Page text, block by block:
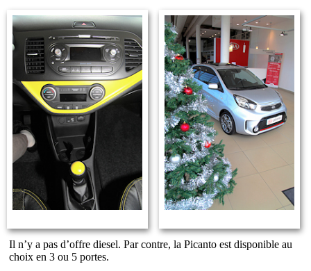
Il n’y a pas d’offre diesel. Par contre, la Picanto est disponible au
choix en 3 ou 5 portes.